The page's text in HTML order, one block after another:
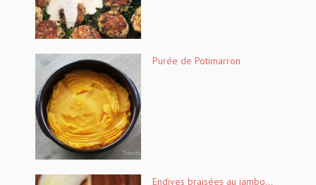
Purée de Potimarron
Endives braisées au jambo...